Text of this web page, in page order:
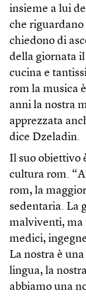
insieme a lui
che
chiedono di
della giornata
cucina e
rom la musica
anni la nostra
apprezzata
dice Dzeladin.
Il suo obiettivo
cultura rom.
rom, la
sedentaria. La
malviventi, ma
medici,
La nostra è
lingua, la
abbiamo una